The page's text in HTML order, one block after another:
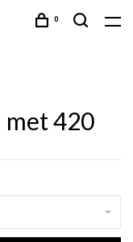
0
met 420